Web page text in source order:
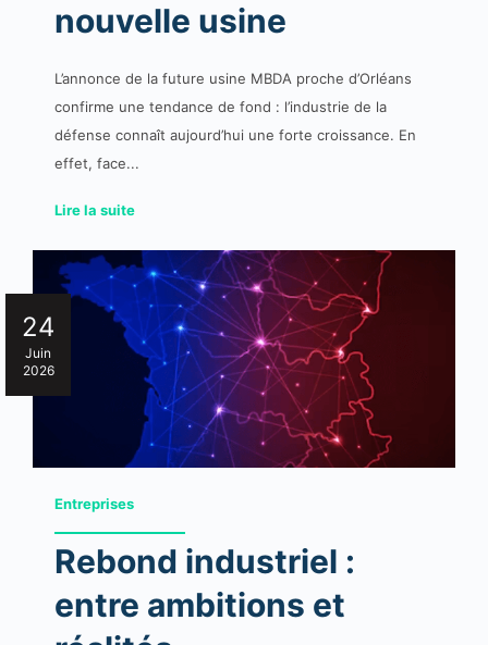
nouvelle usine
L’annonce de la future usine MBDA proche d’Orléans
confirme une tendance de fond : l’industrie de la
défense connaît aujourd’hui une forte croissance. En
effet, face...
Lire la suite
24
Juin
2026
Entreprises
Rebond industriel :
entre ambitions et